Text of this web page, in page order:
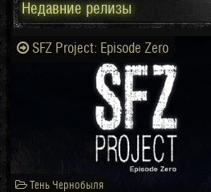
Недавние релизы
SFZ Project: Episode Zero
Тень Чернобыля